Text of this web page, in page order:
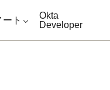
ト
Okta
Developer